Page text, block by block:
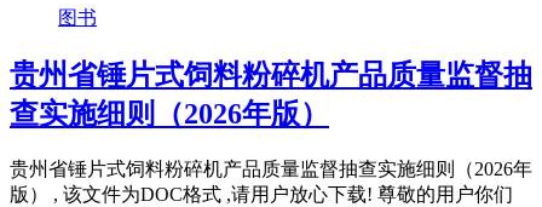
图书
贵州省锤片式饲料粉碎机产品质量监督抽
查实施细则（2026年版）
贵州省锤片式饲料粉碎机产品质量监督抽查实施细则（2026年
版） , 该文件为DOC格式 ,请用户放心下载! 尊敬的用户你们